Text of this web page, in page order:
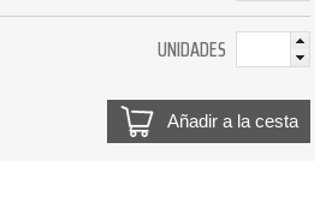
UNIDADES
Añadir a la cesta